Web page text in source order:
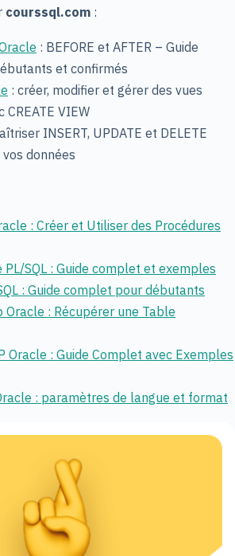
courssql.com :
: BEFORE et AFTER – Guide
et confirmés
: créer, modifier et gérer des vues
VIEW
INSERT, UPDATE et DELETE
données
: Créer et Utiliser des Procédures
PL/SQL : Guide complet et exemples
: Guide complet pour débutants
Oracle : Récupérer une Table
Oracle : Guide Complet avec Exemples
: paramètres de langue et format